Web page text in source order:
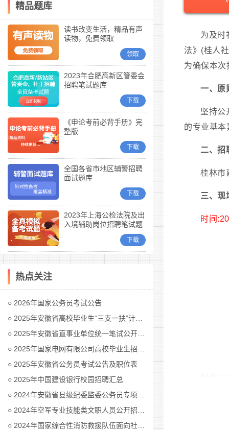
精品题库
读书改变生活，精品有声
读物，免费领取
领取
2023年合肥高新区管委会
招聘笔试题库
下载
《申论考前必背手册》完
整版
下载
全国各省市地区辅警招聘
面试题库
下载
2023年上海公检法院及出
入境辅助岗位招聘笔试题
下载
热点关注
2026年国家公务员考试公告
2025年安徽省高校毕业生“三支一扶”计划招募公告
2025年安徽省直事业单位统一笔试公开招聘工作人员公告
2025年国家电网有限公司高校毕业生招聘公告(第二批)汇总
2025年安徽省公务员考试公告及职位表
2025年中国建设银行校园招聘汇总
2024年安徽省县级纪委监委公务员专项招考公告及职位表汇总
2024年空军专业技能类文职人员公开招考公告
2024年国家综合性消防救援队伍面向社会招录消防员公告
为及时
法》(桂人
为确保本次
一、原
坚持公
的专业基本
二、招
桂林市
三、现
时间